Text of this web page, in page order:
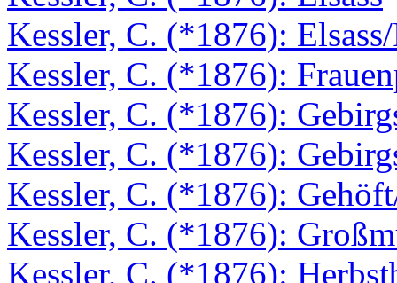
Kessler, C. (*1876):
Kessler, C. (*1876):
Kessler, C. (*1876):
Kessler, C. (*1876):
Kessler, C. (*1876):
Kessler, C. (*1876):
Kessler, C. (*1876):